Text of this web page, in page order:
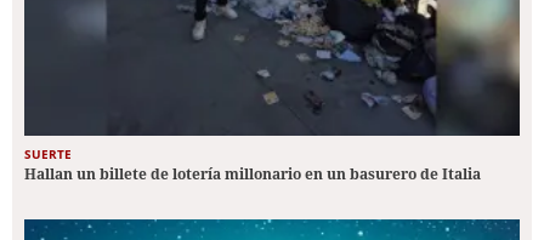
SUERTE
Hallan un billete de lotería millonario en un basurero de Italia